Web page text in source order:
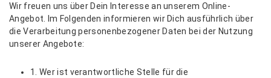
Wir freuen uns über Dein Interesse an unserem Online-
Angebot. Im Folgenden informieren wir Dich ausführlich über
die Verarbeitung personenbezogener Daten bei der Nutzung
unserer Angebote:
1. Wer ist verantwortliche Stelle für die